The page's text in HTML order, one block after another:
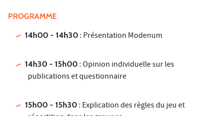
PROGRAMME
14h00 - 14h30 : Présentation Modenum
14h30 - 15h00 : Opinion individuelle sur les
publications et questionnaire
15h00 - 15h30 : Explication des règles du jeu et